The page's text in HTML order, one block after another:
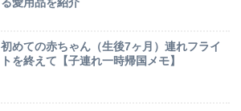
る愛用品を紹介
初めての赤ちゃん（生後7ヶ月）連れフライ
トを終えて【子連れ一時帰国メモ】